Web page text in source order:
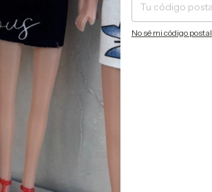
No sé mi código postal